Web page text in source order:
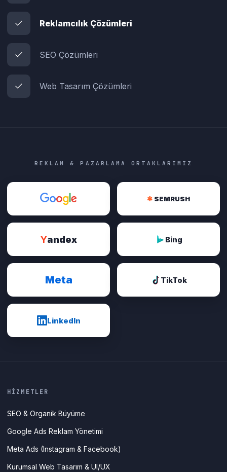
Reklamcılık Çözümleri
SEO Çözümleri
Web Tasarım Çözümleri
REKLAM & PAZARLAMA ORTAKLARIMIZ
✱ SEMRUSH
Yandex Bing
Meta TikTok
LinkedIn
HİZMETLER
SEO & Organik Büyüme
Google Ads Reklam Yönetimi
Meta Ads (Instagram & Facebook)
Kurumsal Web Tasarım & UI/UX